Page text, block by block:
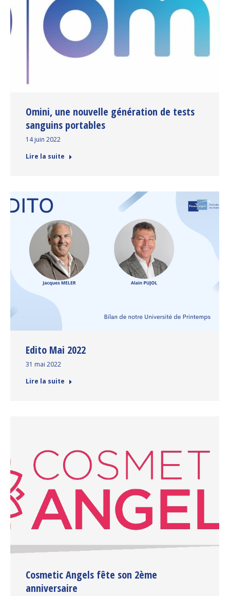
Omini, une nouvelle génération de tests
sanguins portables
14 juin 2022
Lire la suite
Edito Mai 2022
31 mai 2022
Lire la suite
Cosmetic Angels fête son 2ème
anniversaire